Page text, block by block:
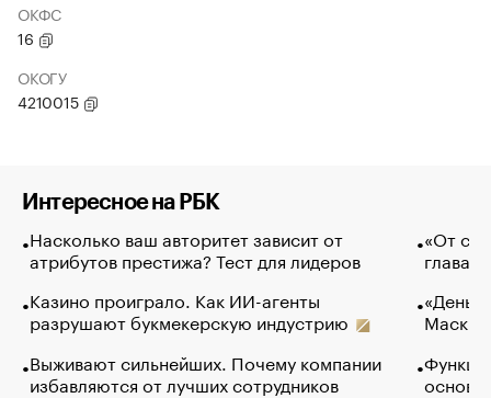
ОКФС
16
ОКОГУ
4210015
Интересное на РБК
Насколько ваш авторитет зависит от
атрибутов престижа? Тест для лидеров
Казино проиграло. Как ИИ-агенты
разрушают букмекерскую индустрию
Выживают сильнейших. Почему компании
избавляются от лучших сотрудников
«От
глава
Маск в
основ